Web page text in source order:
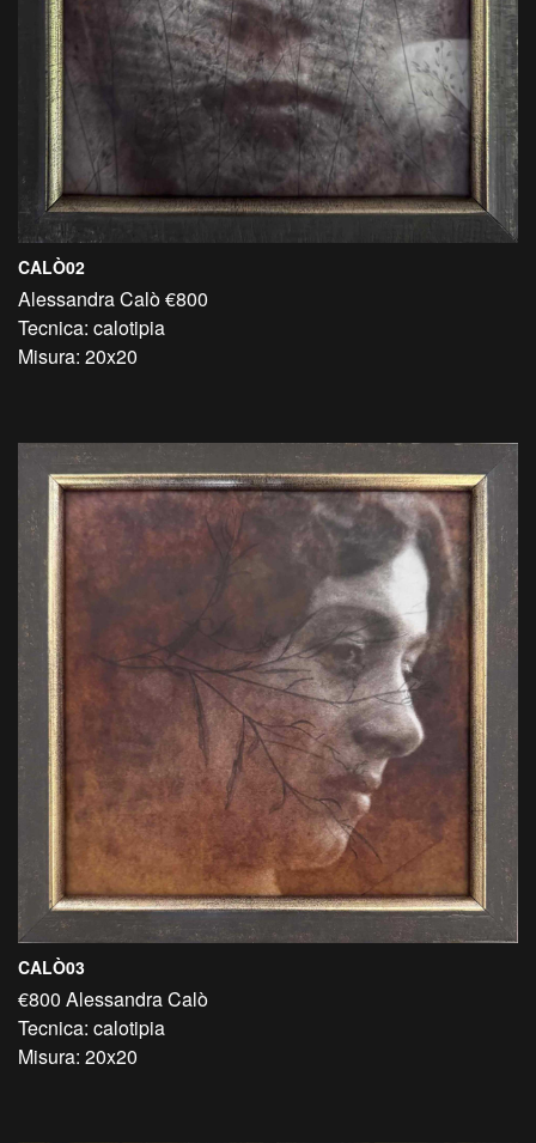
CALÒ02
Alessandra Calò €800
Tecnica: calotipia
Misura: 20x20
CALÒ03
€800 Alessandra Calò
Tecnica: calotipia
Misura: 20x20